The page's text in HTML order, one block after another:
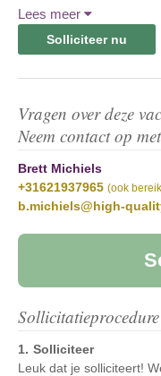
Vragen over deze
Neem contact op
Brett Michiels
+31621937965 (ook
b.michiels@high-
Sollicitatieprocedure
Solliciteer
Leuk dat je solliciteert!
Lees meer
Solliciteer nu